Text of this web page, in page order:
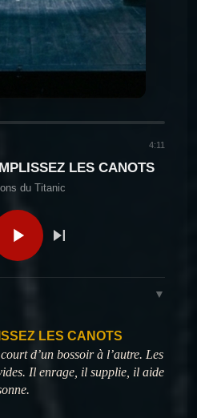
du
CHANSON 6 : LE BAL DES
ANGES
CHANSON 9 : LATIMÈRE
CHANSON 11 : UNE OMBRE SUR
L’OCÉAN
4:11
18 : REMPLISSEZ LES CANOTS
du Titanic
▼
: LE GÉANT DE BELFAST
LES CANOTS
d’un bossoir à l’autre. Les
Il enrage, il supplie, il aide